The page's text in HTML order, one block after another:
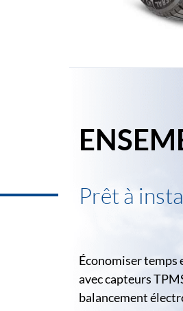
Prêt à
Économiser temps
avec capteurs
balancement